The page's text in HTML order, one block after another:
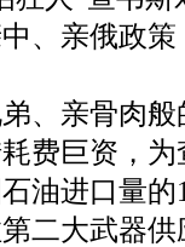
、亲俄政
、亲骨肉
费巨资，
油进口量
二大武器